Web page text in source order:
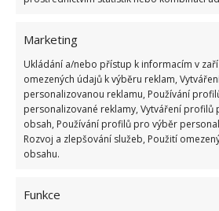
Marketing
Ukládání a/nebo přístup k informacím v
omezených údajů k výběru reklam,
personalizovanou reklamu, Používání
personalizované reklamy, Vytváření
obsah, Používání profilů pro výběr
Rozvoj a zlepšování služeb, Použití
obsahu.
Funkce
tyhle věci je frustrující, stresující,
Na BydlímeÚtulně jsme také
rozhodlažít v letadle.